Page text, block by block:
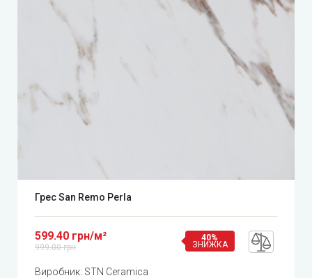
Грес San Remo Perla
599.40 грн/м²
999.00 грн
40%
ЗНИЖКА
Виробник: STN Ceramica